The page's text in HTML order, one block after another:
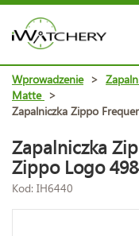
Wprowadzenie >
Matte >
Zapalniczka Zippo
Zapalniczka
Zippo Logo
Kod: IH6440